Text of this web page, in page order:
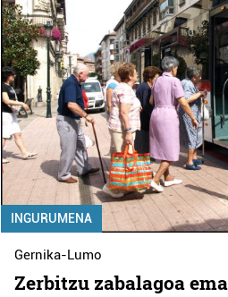
INGURUMENA
Gernika-Lumo
Zerbitzu zabalagoa